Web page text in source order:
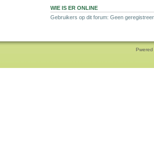
WIE IS ER ONLINE
Gebruikers op dit forum: Geen